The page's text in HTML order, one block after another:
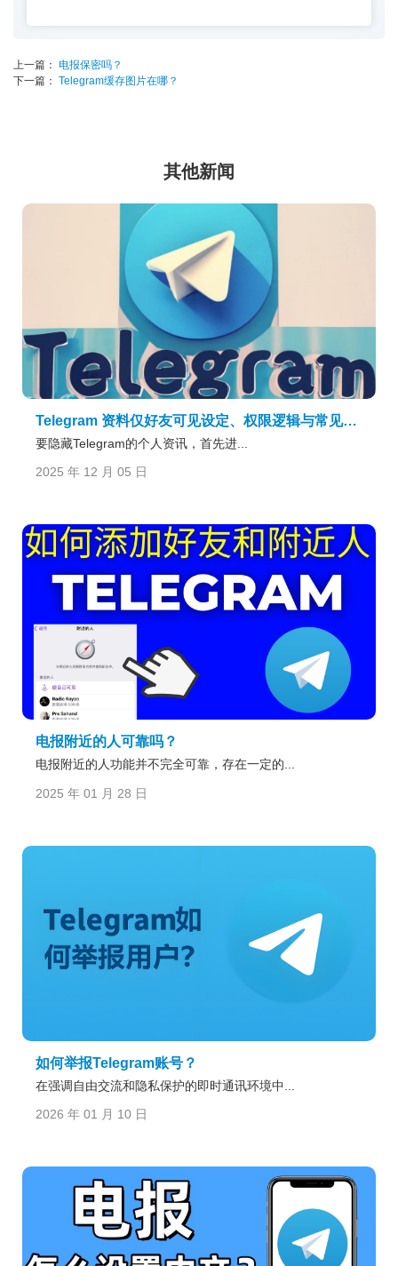
上一篇： 电报保密吗？
下一篇： Telegram缓存图片在哪？
其他新闻
Telegram 资料仅好友可见设定、权限逻辑与常见误区说明
要隐藏Telegram的个人资讯，首先进...
2025 年 12 月 05 日
电报附近的人可靠吗？
电报附近的人功能并不完全可靠，存在一定的...
2025 年 01 月 28 日
如何举报Telegram账号？
在强调自由交流和隐私保护的即时通讯环境中...
2026 年 01 月 10 日